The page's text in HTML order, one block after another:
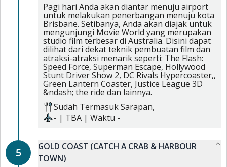
Pagi hari Anda akan diantar menuju airport
untuk melakukan penerbangan menuju kota
Brisbane. Setibanya, Anda akan diajak untuk
mengunjungi Movie World yang merupakan
studio film terbesar di Australia. Disini dapat
dilihat dari dekat teknik pembuatan film dan
atraksi-atraksi menarik seperti: The Flash:
Speed Force, Superman Escape, Hollywood
Stunt Driver Show 2, DC Rivals Hypercoaster,,
Green Lantern Coaster, Justice League 3D
&ndash; the ride dan lainnya.
Sudah TermasukSarapan,
- | TBA | Waktu -
5
GOLD COAST (CATCH A CRAB & HARBOUR
TOWN)